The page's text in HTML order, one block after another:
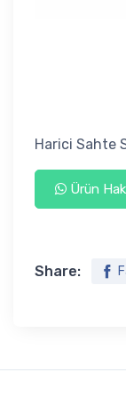
Harici Sahte
Ürün
Share: